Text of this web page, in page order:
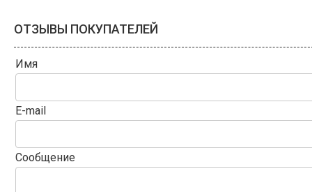
ОТЗЫВЫ ПОКУПАТЕЛЕЙ
Имя
E-mail
Сообщение